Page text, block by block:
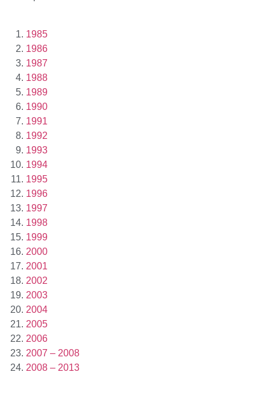
1985
1986
1987
1988
1989
1990
1991
1992
1993
1994
1995
1996
1997
1998
1999
2000
2001
2002
2003
2004
2005
2006
2007 – 2008
2008 – 2013